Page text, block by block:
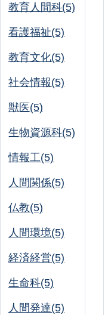
教育人間科(5)
看護福祉(5)
教育文化(5)
社会情報(5)
獣医(5)
生物資源科(5)
情報工(5)
人間関係(5)
仏教(5)
人間環境(5)
経済経営(5)
生命科(5)
人間発達(5)